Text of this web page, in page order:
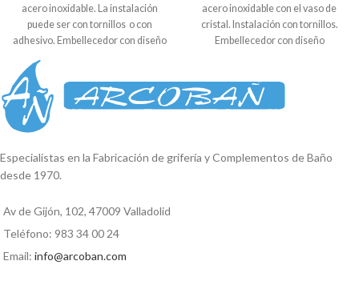
acero inoxidable. La instalación
puede ser con tornillos o con
adhesivo. Embellecedor con diseño
expositora. Medida embellecedor:
6 cm aprox. Largo: 50cm aprox.
Medida de centro a centro: 45cm
acero inoxidable con el vaso de
cristal. Instalación con tornillos.
Embellecedor con diseño
x 5cm Alto total: 37,2cm. Ancho
vaso: 11,5cm
vídeo
Especialistas en la Fabricación de grifería y Complementos de Baño
desde 1970.
Av de Gijón, 102, 47009 Valladolid
Teléfono: 983 34 00 24
Email: info@arcoban.com